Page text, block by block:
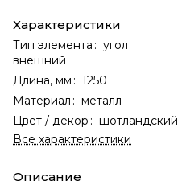
Характеристики
Тип элемента : угол
внешний
Длина, мм : 1250
Материал : металл
Цвет / декор : шотландский
Все характеристики
Описание